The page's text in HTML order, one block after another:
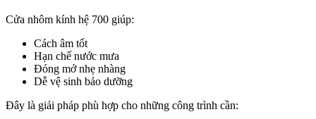
Cửa nhôm kính hệ 700 giúp:
Cách âm tốt
Hạn chế nước mưa
Đóng mở nhẹ nhàng
Dễ vệ sinh bảo dưỡng
Đây là giải pháp phù hợp cho những công trình cần: